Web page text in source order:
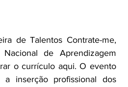
de Talentos Contrate-me,
de Aprendizagem
o currículo aqui. O evento
inserção profissional dos